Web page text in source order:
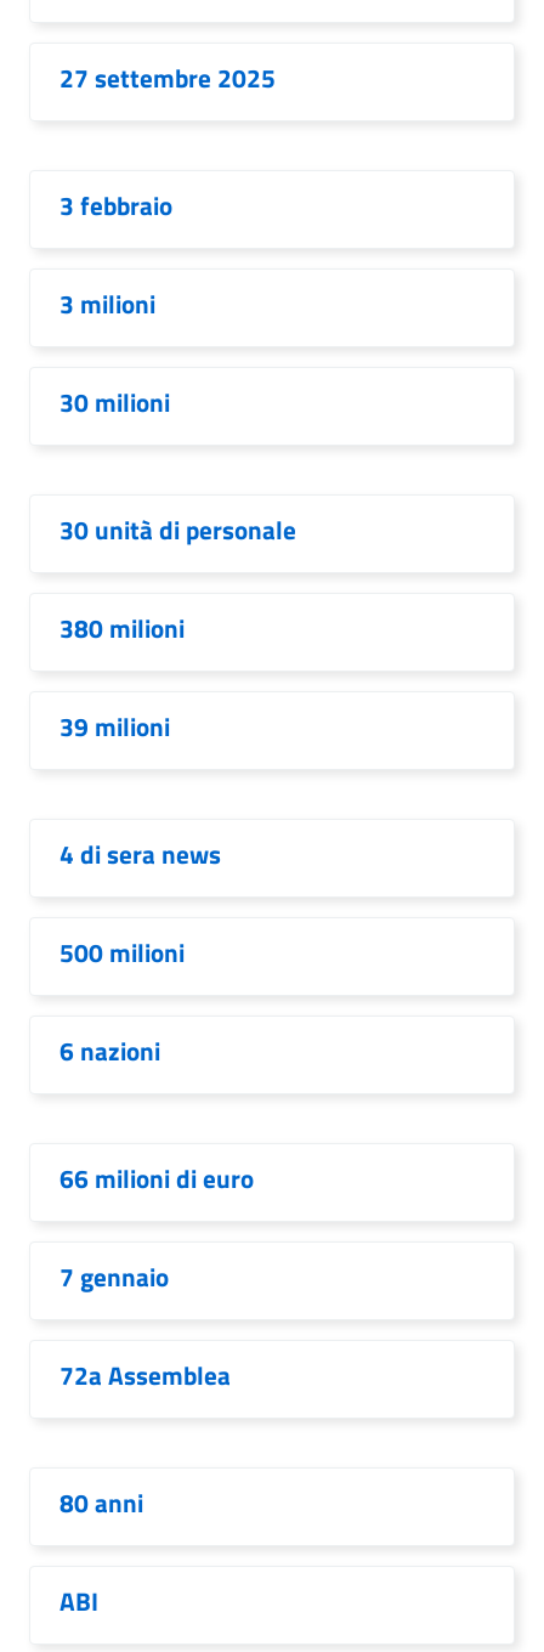
27 settembre 2025
3 febbraio
3 milioni
30 milioni
30 unità di personale
380 milioni
39 milioni
4 di sera news
500 milioni
6 nazioni
66 milioni di euro
7 gennaio
72a Assemblea
80 anni
ABI